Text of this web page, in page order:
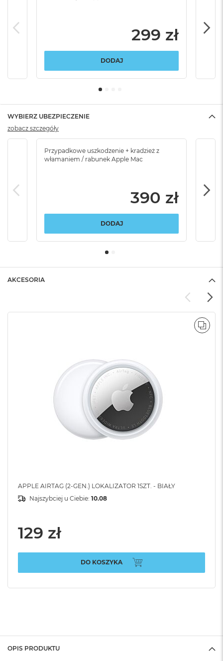
299 zł
DODAJ
WYBIERZ UBEZPIECZENIE
Przypadkowe uszkodzenie + kradzież z
włamaniem / rabunek Apple Mac
390 zł
DODAJ
zobacz szczegóły
AKCESORIA
APPLE AIRTAG (2-GEN.) LOKALIZATOR 1SZT. - BIAŁY
Najszybciej u Ciebie: 10.08
129 zł
DO KOSZYKA
OPIS PRODUKTU